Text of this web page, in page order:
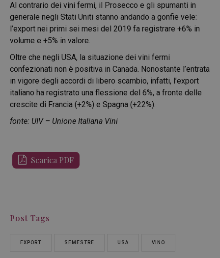
Al contrario dei vini fermi, il Prosecco e gli spumanti in
generale negli Stati Uniti stanno andando a gonfie vele:
l’export nei primi sei mesi del 2019 fa registrare +6% in
volume e +5% in valore.
Oltre che negli USA, la situazione dei vini fermi
confezionati non è positiva in Canada. Nonostante l’entrata
in vigore degli accordi di libero scambio, infatti, l’export
italiano ha registrato una flessione del 6%, a fronte delle
crescite di Francia (+2%) e Spagna (+22%).
fonte: UIV – Unione Italiana Vini
Scarica PDF
Post Tags
EXPORT SEMESTRE USA VINO